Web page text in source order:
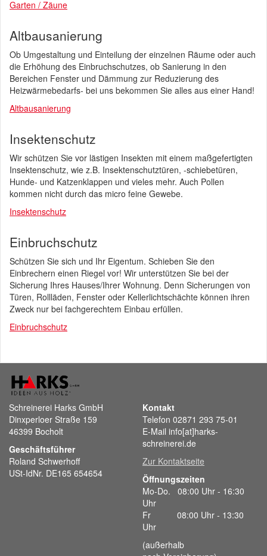
Garten / Zäune
Altbausanierung
Ob Umgestaltung und Einteilung der einzelnen Räume oder auch
die Erhöhung des Einbruchschutzes, ob Sanierung in den
Bereichen Fenster und Dämmung zur Reduzierung des
Heizwärmebedarfs- bei uns bekommen Sie alles aus einer Hand!
Altbausanierung
Insektenschutz
Wir schützen Sie vor lästigen Insekten mit einem maßgefertigten
Insektenschutz, wie z.B. Insektenschutztüren, -schiebetüren,
Hunde- und Katzenklappen und vieles mehr. Auch Pollen
kommen nicht durch das micro feine Gewebe.
Insektenschutz
Einbruchschutz
Schützen Sie sich und Ihr Eigentum. Schieben Sie den
Einbrechern einen Riegel vor! Wir unterstützen Sie bei der
Sicherung Ihres Hauses/Ihrer Wohnung. Denn Sicherungen von
Türen, Rollläden, Fenster oder Kellerlichtschächte können ihren
Zweck nur bei fachgerechtem Einbau erfüllen.
Einbruchschutz
Schreinerei Harks GmbH
Dinxperloer Straße 159
46399 Bocholt
Geschäftsführer
Roland Schwerhoff
USt-IdNr. DE165 654654
Kontakt
Telefon 02871 293 75-01
E-Mail info[at]harks-
schreinerei.de
Zur Kontaktseite
Öffnungszeiten
Mo-Do. 08:00 Uhr - 16:30
Uhr
Fr 08:00 Uhr - 13:30
Uhr
(außerhalb